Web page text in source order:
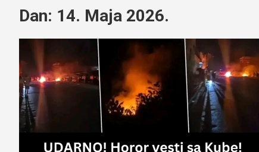
Dan: 14. Maja 2026.